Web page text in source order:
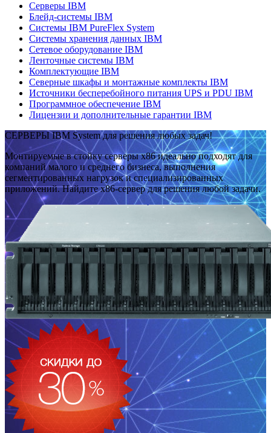
Серверы IBM
Блейд-системы IBM
Системы IBM PureFlex System
Системы хранения данных IBM
Сетевое оборудование IBM
Ленточные системы IBM
Комплектующие IBM
Северные шкафы и монтажные комплекты IBM
Источники бесперебойного питания UPS и PDU IBM
Программное обеспечение IBM
Лицензии и дополнительные гарантии IBM
СЕРВЕРЫ IBM System для решения любых задач!
Монтируемые в стойку серверы x86 идеально подходят для
компаний малого и среднего бизнеса, выполнения
сегментированных нагрузок и специализированных
приложений. Найдите x86-сервер для решения любой задачи.